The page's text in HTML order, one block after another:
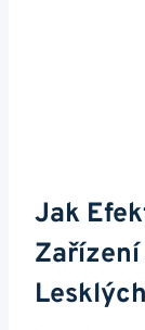
Jak
Zařízení